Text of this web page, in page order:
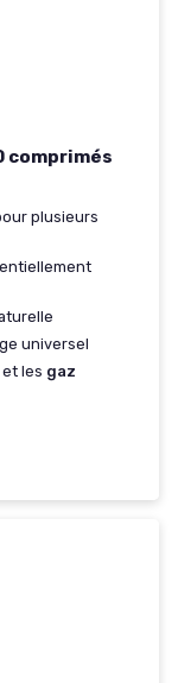
comprimés
plusieurs
universel
et les gaz